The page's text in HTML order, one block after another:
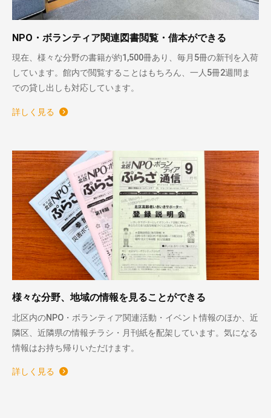
NPO・ボランティア関連図書閲覧・借本ができる
現在、様々な分野の書籍が約1,500冊あり、毎月5冊の新刊を入荷
しています。館内で閲覧することはもちろん、一人5冊2週間ま
での貸し出しも対応しています。
詳しく見る
様々な分野、地域の情報を見ることができる
北区内のNPO・ボランティア関連活動・イベント情報のほか、近
隣区、近隣県の情報チラシ・月刊紙を配架しています。気になる
情報はお持ち帰りいただけます。
詳しく見る